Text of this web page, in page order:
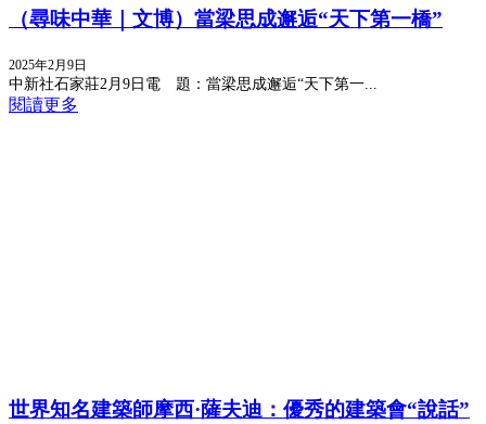
（尋味中華｜文博）當梁思成邂逅“天下第一橋”
2025年2月9日
中新社石家莊2月9日電 題：當梁思成邂逅“天下第一...
閱讀更多
世界知名建築師摩西·薩夫迪：優秀的建築會“說話”